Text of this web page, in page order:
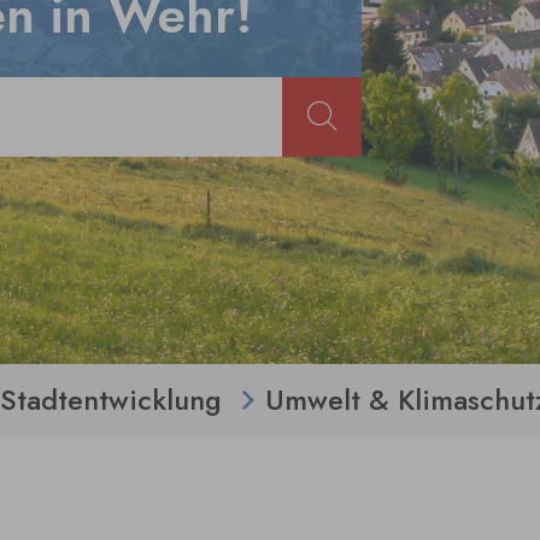
Stadtentwicklung Umwelt &